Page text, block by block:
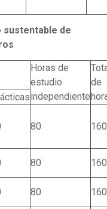
sustentable de
Horas de
estudio
independiente
de
80 160
80
160
80
160